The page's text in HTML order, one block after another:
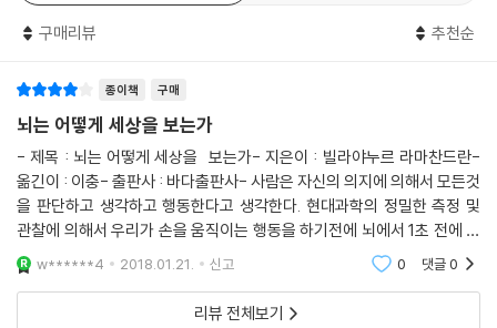
라마찬드란은 자아의 5가지 속성(연속성, 일체성, 구체성, 자유의지, 반성
성)을 분석하면서, 생물학자가 더 이상 ‘생명’이 무엇인지 묻지 않듯이(생
느슨하게 적용되는 단어에 불과함을 이제 모두 알고 있으므로), 자아의 각
각의 특성과 뇌 속에서 일어나는 일을 연관지어 설명한다면 ‘자아란 무엇
인가’ 하는 문제도 사라지게 될 것이라고 조심스럽게 전망한다.
퀄리아와 자아는 인간에게만 고유한 것으로 유인원과 구별되는 인간의 특
징, 언어와 추상적 사고를 가능케 했다. 라마찬드란은 이러한 능력을 담당
하는 부위로 우리 뇌 속의 편도와 왼쪽 측두엽-두정엽-후두엽 연결점 주
위에 위치하고 있는 방추회 및 베르니케영역, 그리고 ‘의도'와 관련 있는 앞
구매리뷰 추천순
종이책 구매
뇌는 어떻게 세상을 보는가
- 제목 : 뇌는 어떻게 세상을 보는가- 지은이 : 빌라야누르 라마찬드란-
옮긴이 : 이충- 출판사 : 바다출판사- 사람은 자신의 의지에 의해서 모든것
을 판단하고 생각하고 행동한다고 생각한다. 현대과학의 정밀한 측정 및
관찰에 의해서 우리가 손을 움직이는 행동을 하기전에 뇌에서 1초 전에 신
호가 발생하고 손이 움직이는 행동을 한다고 밝혀 졌다. 이런것을 보았을
때 자유의지는 있
w******4 2018.01.21. 신고 0 댓글0
리뷰 전체보기